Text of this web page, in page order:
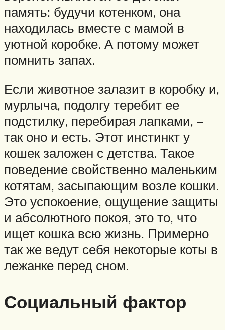
память: будучи котенком, она
находилась вместе с мамой в
уютной коробке. А потому может
помнить запах.
Если животное залазит в коробку и,
мурлыча, подолгу теребит ее
подстилку, перебирая лапками, –
так оно и есть. Этот инстинкт у
кошек заложен с детства. Такое
поведение свойственно маленьким
котятам, засыпающим возле кошки.
Это успокоение, ощущение защиты
и абсолютного покоя, это то, что
ищет кошка всю жизнь. Примерно
так же ведут себя некоторые коты в
лежанке перед сном.
Социальный фактор